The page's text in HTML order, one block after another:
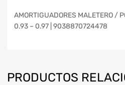
AMORTIGUADORES MALETERO /
0.93 – 0.97 | 9038870724478
PRODUCTOS